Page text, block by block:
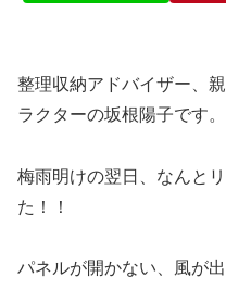
整理収納アドバイザー、
ラクターの坂根陽子です。
梅雨明けの翌日、なんと
た！！
パネルが開かない、風が出